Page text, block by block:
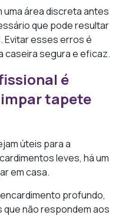
área discreta antes
que pode resultar
Evitar esses erros é
caseira segura e eficaz.
é
tapete
úteis para a
leves, há um
em casa.
profundo,
não respondem aos